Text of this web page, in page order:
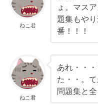
ねこ君
ょ。マス
題集もや
番！！！
ねこ君
あれ・・
た・・。
問題集と